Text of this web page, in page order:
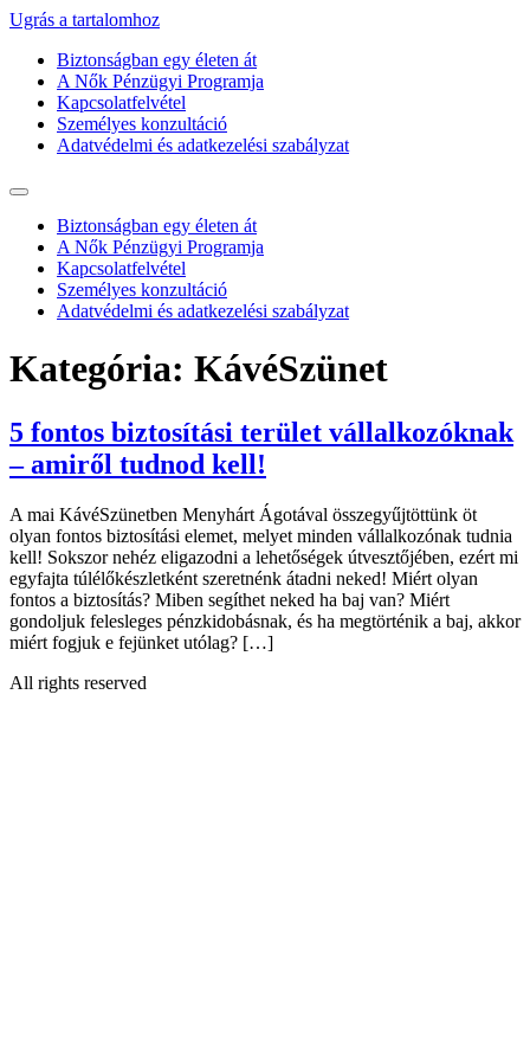
Ugrás a tartalomhoz
Biztonságban egy életen át
A Nők Pénzügyi Programja
Kapcsolatfelvétel
Személyes konzultáció
Adatvédelmi és adatkezelési szabályzat
Biztonságban egy életen át
A Nők Pénzügyi Programja
Kapcsolatfelvétel
Személyes konzultáció
Adatvédelmi és adatkezelési szabályzat
Kategória: KávéSzünet
5 fontos biztosítási terület vállalkozóknak
– amiről tudnod kell!
A mai KávéSzünetben Menyhárt Ágotával összegyűjtöttünk öt
olyan fontos biztosítási elemet, melyet minden vállalkozónak tudnia
kell! Sokszor nehéz eligazodni a lehetőségek útvesztőjében, ezért mi
egyfajta túlélőkészletként szeretnénk átadni neked! Miért olyan
fontos a biztosítás? Miben segíthet neked ha baj van? Miért
gondoljuk felesleges pénzkidobásnak, és ha megtörténik a baj, akkor
miért fogjuk e fejünket utólag? […]
All rights reserved